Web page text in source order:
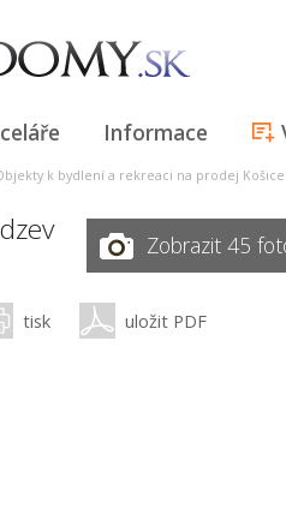
Informace
k bydlení a rekreaci na prodej Košice
Zobrazit 45
tisk uložit PDF